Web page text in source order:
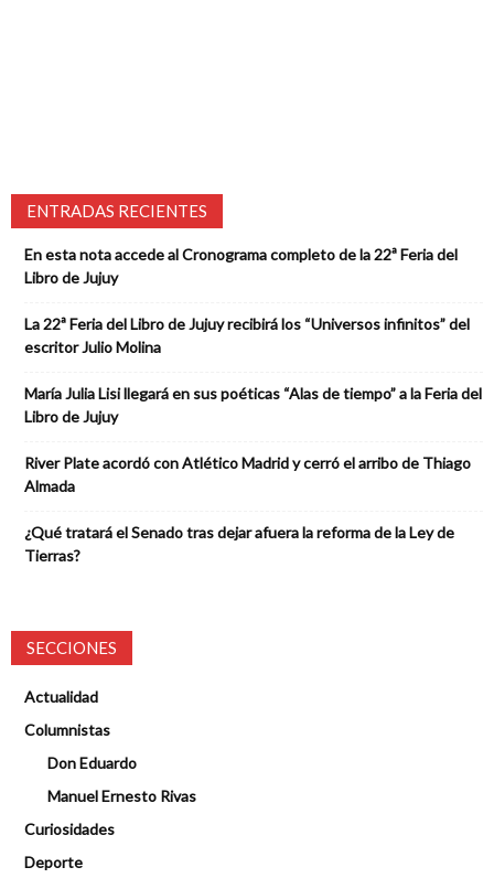
ENTRADAS RECIENTES
En esta nota accede al Cronograma completo de la 22ª Feria del
Libro de Jujuy
La 22ª Feria del Libro de Jujuy recibirá los “Universos infinitos” del
escritor Julio Molina
María Julia Lisi llegará en sus poéticas “Alas de tiempo” a la Feria del
Libro de Jujuy
River Plate acordó con Atlético Madrid y cerró el arribo de Thiago
Almada
¿Qué tratará el Senado tras dejar afuera la reforma de la Ley de
Tierras?
SECCIONES
Actualidad
Columnistas
Don Eduardo
Manuel Ernesto Rivas
Curiosidades
Deporte